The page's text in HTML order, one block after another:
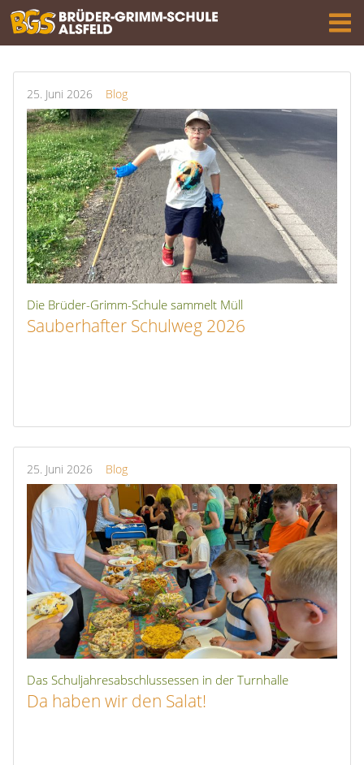
25. Juni 2026 Blog
Die Brüder-Grimm-Schule sammelt Müll
Sauberhafter Schulweg 2026
25. Juni 2026 Blog
Das Schuljahresabschlussessen in der Turnhalle
Da haben wir den Salat!